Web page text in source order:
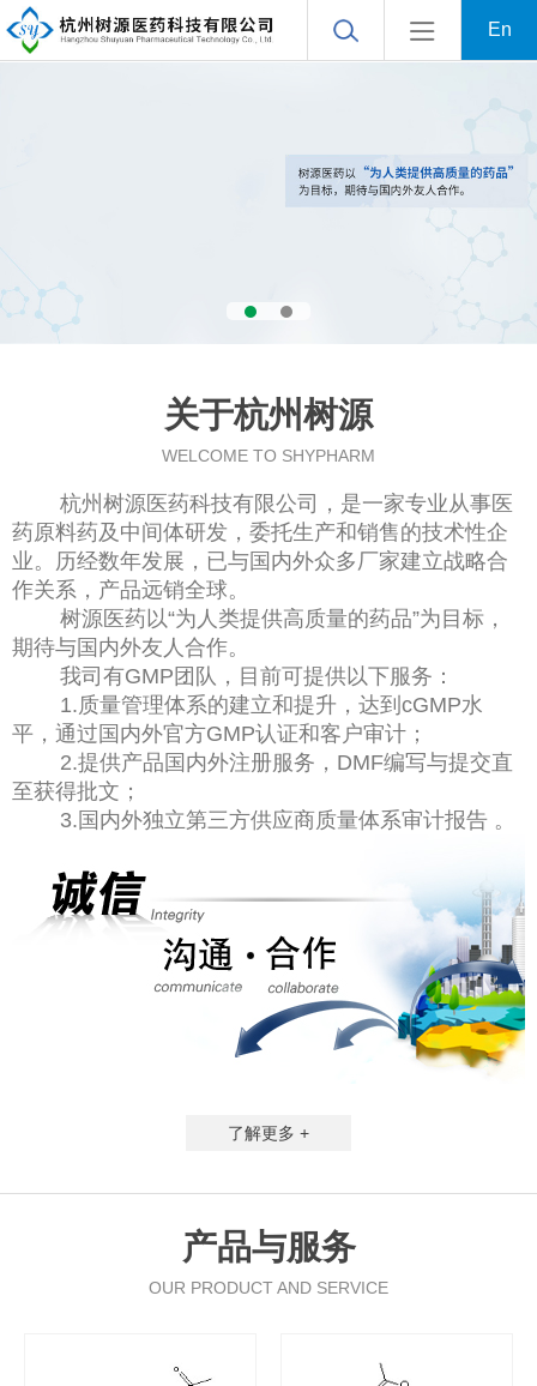
En
关于杭州树源
WELCOME TO SHYPHARM
杭州树源医药科技有限公司
，是一家专业从事医
药原料药及中间体研发，委托生产和销售的技术性企
业。历经数年发展，已与国内外众多厂家建立战略合
作关系，产品远销全球。
树源医药以“为人类提供高质量的药品”为目标，
期待与国内外友人合作。
我司有GMP团队，目前可提供以下服务：
1.质量管理体系的建立和提升，达到cGMP水
平，通过国内外官方GMP认证和客户审计；
2.提供产品国内外注册服务，DMF编写与提交直
至获得批文；
3.国内外独立第三方供应商质量体系审计报告 。
了解更多 +
产品与服务
OUR PRODUCT AND SERVICE